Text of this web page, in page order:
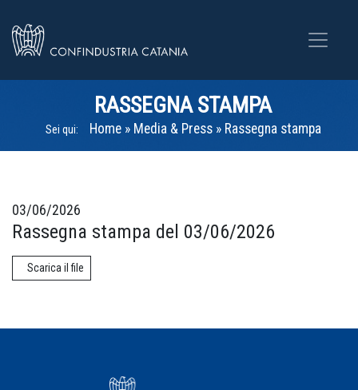
RASSEGNA STAMPA
Sei qui: Home» Media & Press» Rassegna stampa
03/06/2026
Rassegna stampa del 03/06/2026
Scarica il file